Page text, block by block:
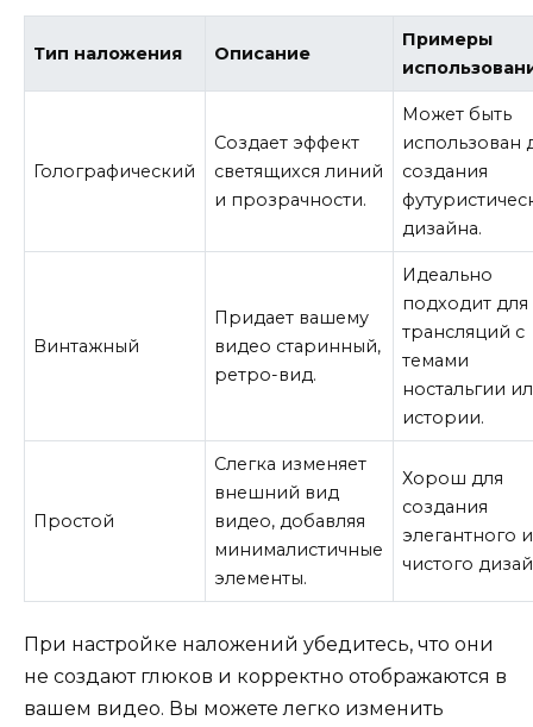
Тип наложения Описание
Примеры
Голографический
Создает эффект
светящихся линий
и прозрачности.
Может быть
использован
создания
дизайна.
Винтажный
Придает вашему
видео старинный,
ретро-вид.
Идеально
подходит для
трансляций с
темами
ностальгии
истории.
Простой
Слегка изменяет
внешний вид
видео, добавляя
минималистичные
элементы.
Хорош для
создания
элегантного и
чистого
При настройке наложений убедитесь, что они
не создают глюков и корректно отображаются в
вашем видео. Вы можете легко изменить